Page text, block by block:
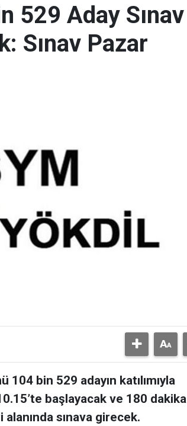
529 Aday Sınav
Sınav Pazar
bin 529 adayın katılımıyla
başlayacak ve 180 dakika
sınava girecek.